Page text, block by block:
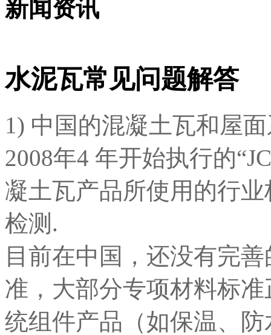
新闻资讯
水泥瓦常见问题解答
1) 中国的混凝土瓦和屋
2008年4 年开始执行的
凝土瓦产品所使用的行
检测.
目前在中国，还没有完
准，大部分专项材料标
统组件产品（如保温、